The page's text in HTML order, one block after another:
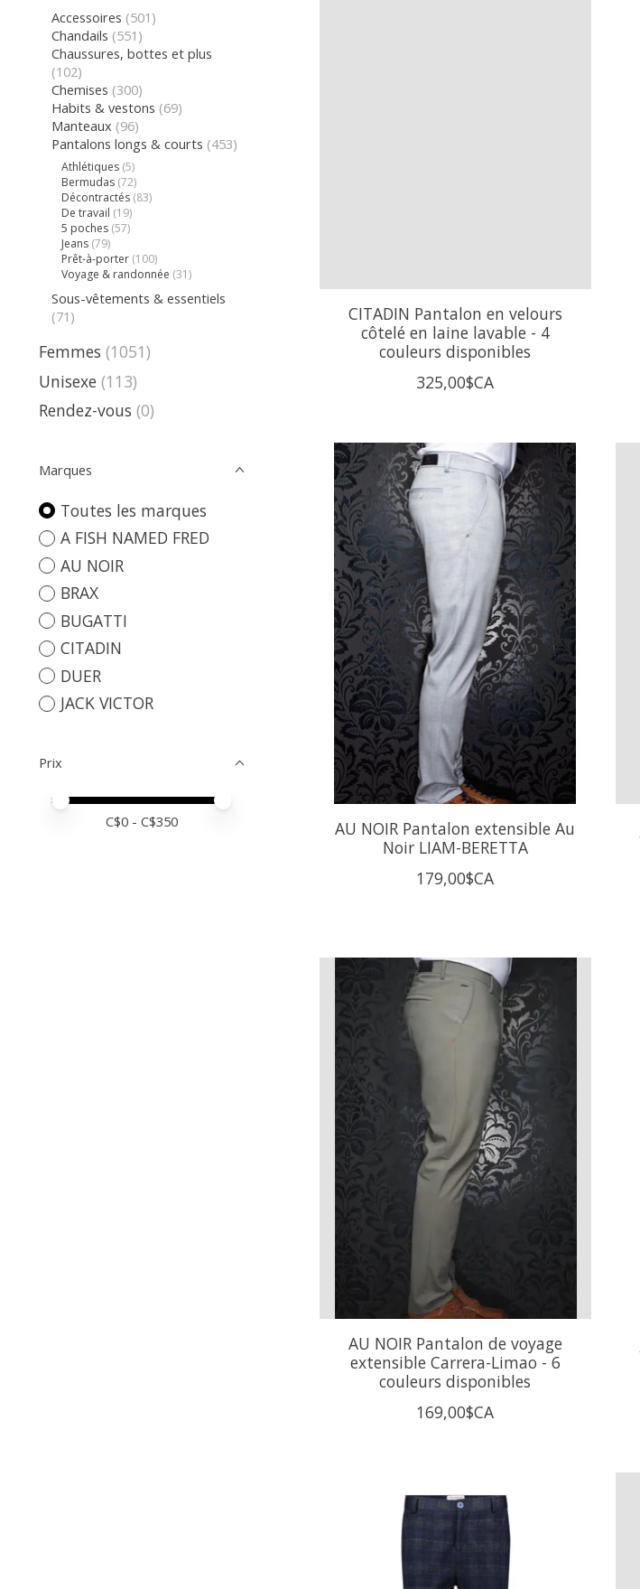
Accessoires (501)
Chandails (551)
Chaussures, bottes et plus
(102)
Chemises (300)
Habits & vestons (69)
Manteaux (96)
Pantalons longs & courts (453)
Athlétiques (5)
Bermudas (72)
Décontractés (83)
De travail (19)
5 poches (57)
Jeans (79)
Prêt-à-porter (100)
Voyage & randonnée (31)
Sous-vêtements & essentiels
(71)
Femmes (1051)
Unisexe (113)
Rendez-vous (0)
Marques
Toutes les marques
A FISH NAMED FRED
AU NOIR
BRAX
BUGATTI
CITADIN
DUER
JACK VICTOR
Prix
Prix minimum
Price maximum value
C$0 - C$350
CITADIN Pantalon en velours
côtelé en laine lavable - 4
couleurs disponibles
325,00$CA
AU NOIR Pantalon extensible Au
Noir LIAM-BERETTA
179,00$CA
AU NOIR Pantalon de voyage
extensible Carrera-Limao - 6
couleurs disponibles
169,00$CA